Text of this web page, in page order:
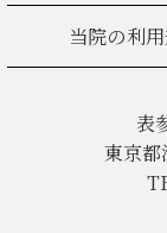
当院の利
表
東京